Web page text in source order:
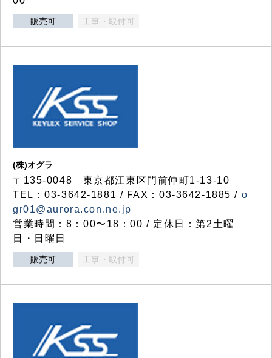
販売可 工事・取付可
(株)オグラ
〒135-0048 東京都江東区門前仲町1-13-10
TEL：03-3642-1881 / FAX：03-3642-1885 / o
gr01@aurora.con.ne.jp
営業時間：8：00〜18：00 / 定休日：第2土曜
日・日曜日
販売可 工事・取付可